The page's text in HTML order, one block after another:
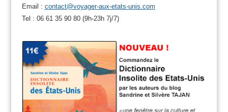
Email : contact@voyager-aux-etats-unis.com
Tel : 06 61 35 90 80 (9h-23h 7j/7)